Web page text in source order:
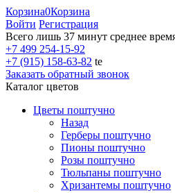
Корзина0Корзина
Войти Регистрация
Всего лишь 37 минут среднее
+7 499 254-15-92
+7 (915) 158-63-82 te
Заказать обратный звонок
Каталог цветов
Цветы поштучно
Назад
Герберы поштучно
Пионы поштучно
Розы поштучно
Тюльпаны поштучно
Хризантемы поштучно